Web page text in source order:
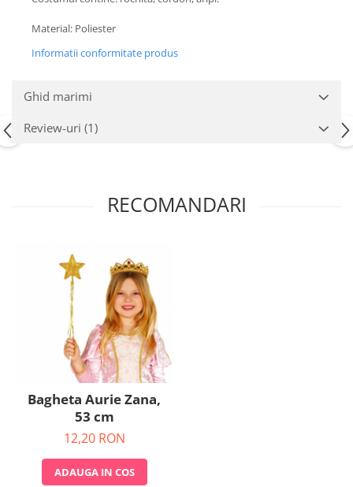
Nunta
Paste
Petrecere 1 An
Material: Poliester
Informatii conformitate produs
Ghid marimi
Review-uri (1)
RECOMANDARI
Bagheta Aurie Zana,
53 cm
12,20 RON
ADAUGA IN COS